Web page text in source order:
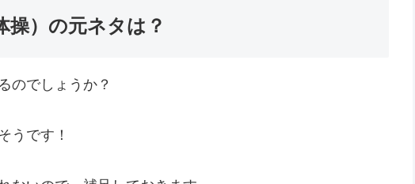
操）の元ネタは？
のでしょうか？
うです！